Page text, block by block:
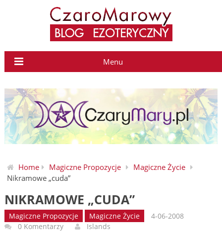
Menu
Home Magiczne Propozycje
Magiczne Życie
Nikramowe „cuda”
NIKRAMOWE „CUDA”
Magiczne Propozycje Magiczne Życie
4-06-2008
0 Komentarzy
Islands